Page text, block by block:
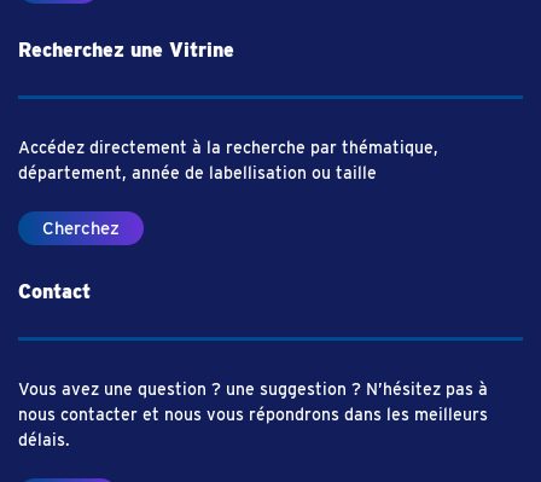
Recherchez une Vitrine
Accédez directement à la recherche par thématique,
département, année de labellisation ou taille
Cherchez
Contact
Vous avez une question ? une suggestion ? N’hésitez pas à
nous contacter et nous vous répondrons dans les meilleurs
délais.